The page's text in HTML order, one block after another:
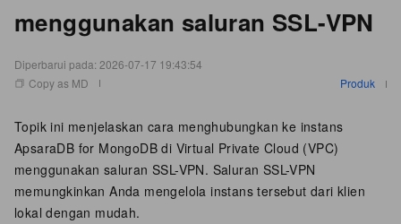
menggunakan saluran SSL-VPN
Diperbarui pada: 2026-07-17 19:43:54
Copy as MD
Produk
Topik ini menjelaskan cara menghubungkan ke instans
ApsaraDB for MongoDB di Virtual Private Cloud (VPC)
menggunakan saluran SSL-VPN. Saluran SSL-VPN
memungkinkan Anda mengelola instans tersebut dari klien
lokal dengan mudah.